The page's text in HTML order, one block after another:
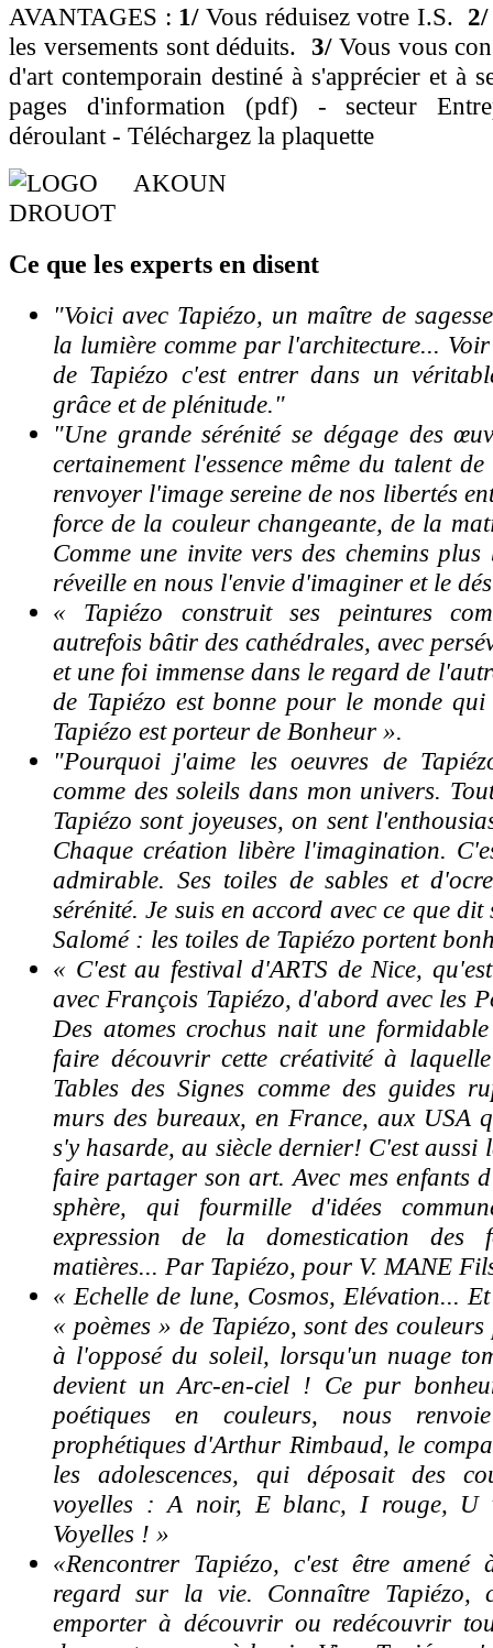
AVANTAGES : 1/Vous réduisez votre I.S. 2/
les versements sont déduits. 3/ Vous vous
d'art contemporain destiné à s'apprécier et à
pages d'information (pdf) - secteur
déroulant - Téléchargez la plaquette
Ce que les experts en disent
"Voici avec Tapiézo, un maître de
la lumière comme par l'architecture...
de Tapiézo c'est entrer dans un
grâce et de plénitude."
"Une grande sérénité se dégage des
certainement l'essence même du talent
renvoyer l'image sereine de nos libertés
force de la couleur changeante, de la
Comme une invite vers des chemins plus
réveille en nous l'envie d'imaginer et le
« Tapiézo construit ses peintures
autrefois bâtir des cathédrales, avec
et une foi immense dans le regard de
de Tapiézo est bonne pour le monde
Tapiézo est porteur de Bonheur ».
"Pourquoi j'aime les oeuvres de
comme des soleils dans mon univers.
Tapiézo sont joyeuses, on sent
Chaque création libère l'imagination.
admirable. Ses toiles de sables et
sérénité. Je suis en accord avec ce que dit
Salomé : les toiles de Tapiézo portent
« C'est au festival d'ARTS de Nice,
avec François Tapiézo, d'abord avec les
Des atomes crochus nait une
faire découvrir cette créativité à
Tables des Signes comme des guides
murs des bureaux, en France, aux USA
s'y hasarde, au siècle dernier! C'est aussi
faire partager son art. Avec mes enfants
sphère, qui fourmille d'idées
expression de la domestication des
matières... Par Tapiézo, pour V. MANE
« Echelle de lune, Cosmos, Elévation...
« poèmes » de Tapiézo, sont des
à l'opposé du soleil, lorsqu'un nuage
devient un Arc-en-ciel ! Ce pur
poétiques en couleurs, nous
prophétiques d'Arthur Rimbaud, le
les adolescences, qui déposait des
voyelles : A noir, E blanc, I rouge, U
Voyelles ! »
«Rencontrer Tapiézo, c'est être amené
regard sur la vie. Connaître Tapiézo,
emporter à découvrir ou redécouvrir